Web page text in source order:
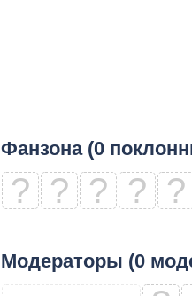
Фанзона (0
? ? ? ? ?
Модераторы (0